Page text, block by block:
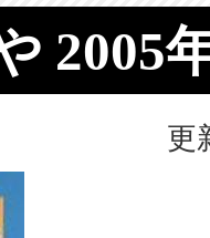
2005
更